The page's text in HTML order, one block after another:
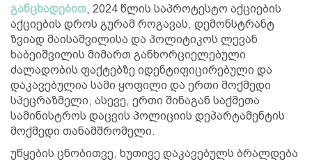
განცხადებით, 2024 წლის საპროტესტო აქციების
აქციების დროს გურამ როგავას, დემონსტრანტ
ზვიად მაისაშვილისა და პოლიტიკოს ლევან
ხაბეიშვილის მიმართ განხორციელებული
ძალადობის ფაქტებზე იდენტიფიცირებული და
დაკავებულია სამი ყოფილი და ერთი მოქმედი
სპეცრაზმელი, ასევე, ერთი შინაგან საქმეთა
სამინისტროს დაცვის პოლიციის დეპარტამენტის
მოქმედი თანამშრომელი.
უწყების ცნობითვე, ხუთივე დაკავებულს ბრალდება